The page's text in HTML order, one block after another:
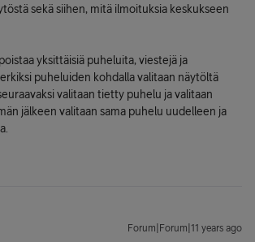
sekä siihen, mitä ilmoituksia keskukseen
yksittäisiä puheluita, viestejä ja
puheluiden kohdalla valitaan näytöltä
valitaan tietty puhelu ja valitaan
jälkeen valitaan sama puhelu uudelleen ja
Forum|Forum|11 years ago